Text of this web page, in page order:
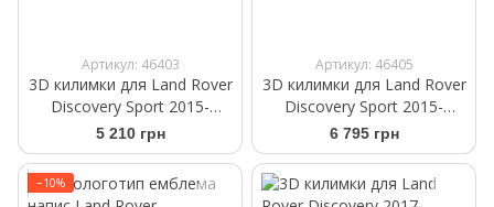
Артикул: 46403
3D килимки для Land Rover
Discovery Sport 2015-
бежеві задні WeatherTech
457962
5 210 грн
Артикул: 46405
3D килимки для Land Rover
Discovery Sport 2015-
бежеві передні
WeatherTech 457961
6 795 грн
−10%